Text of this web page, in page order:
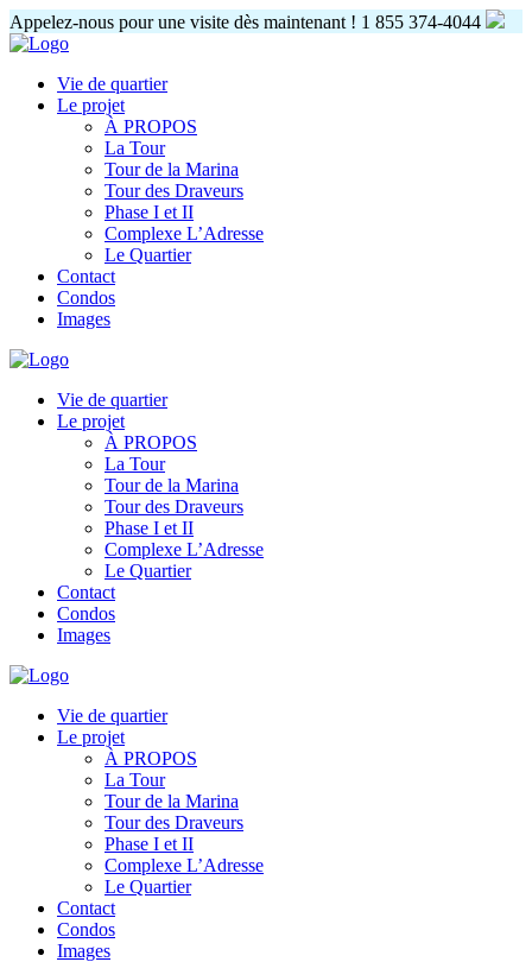
Appelez-nous pour une visite dès maintenant ! 1 855 374-4044
Vie de quartier
Le projet
À PROPOS
La Tour
Tour de la Marina
Tour des Draveurs
Phase I et II
Complexe L’Adresse
Le Quartier
Contact
Condos
Images
Vie de quartier
Le projet
À PROPOS
La Tour
Tour de la Marina
Tour des Draveurs
Phase I et II
Complexe L’Adresse
Le Quartier
Contact
Condos
Images
Vie de quartier
Le projet
À PROPOS
La Tour
Tour de la Marina
Tour des Draveurs
Phase I et II
Complexe L’Adresse
Le Quartier
Contact
Condos
Images